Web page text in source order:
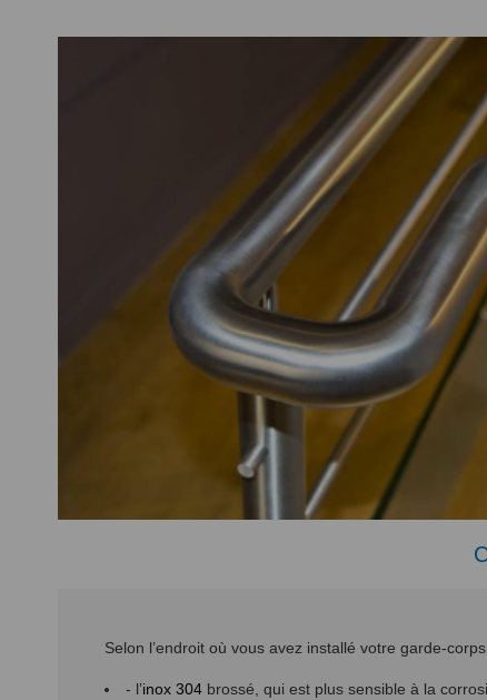
Selon l’endroit où vous avez installé votre garde-
- l’inox 304 brossé, qui est plus sensible à la